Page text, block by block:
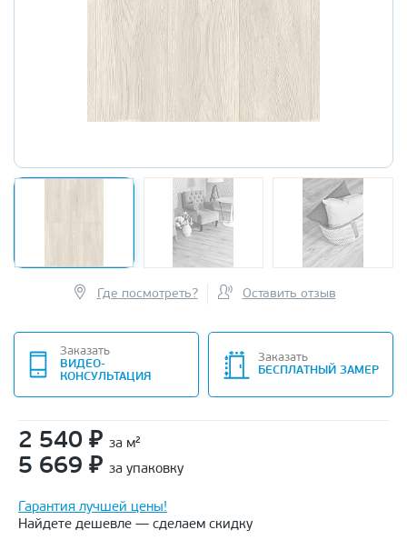
Где посмотреть? Оставить отзыв
Заказать
ВИДЕО-
КОНСУЛЬТАЦИЯ
Заказать
БЕСПЛАТНЫЙ ЗАМЕР
2 540 ₽ за м²
5 669 ₽ за упаковку
Гарантия лучшей цены!
Найдете дешевле — сделаем скидку